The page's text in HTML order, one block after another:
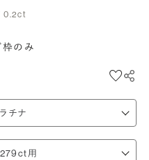
0.2ct
のみ